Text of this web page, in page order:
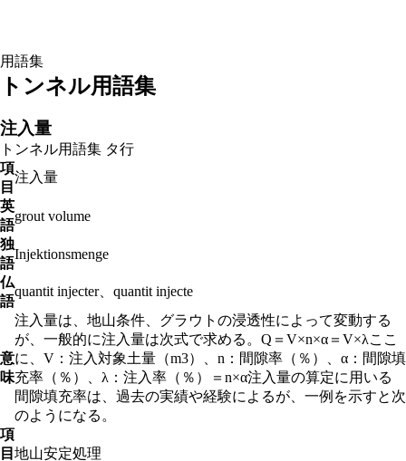
用語集
トンネル用語集
注入量
トンネル用語集 タ行
項
目
注入量
英
語
grout volume
独
語
Injektionsmenge
仏
語
quantit injecter、quantit injecte
意
味
注入量は、地山条件、グラウトの浸透性によって変動する
が、一般的に注入量は次式で求める。Q＝V×n×α＝V×λここ
に、V：注入対象土量（m3）、n：間隙率（％）、α：間隙填
充率（％）、λ：注入率（％）＝n×α注入量の算定に用いる
間隙填充率は、過去の実績や経験によるが、一例を示すと次
のようになる。
項
目 地山安定処理